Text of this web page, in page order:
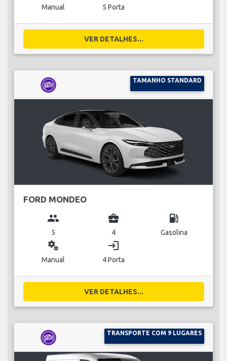
Manual 5 Porta
VER DETALHES...
TAMANHO STANDARD
FORD MONDEO
group
5
business_center
4
local_gas_station
Gasolina
miscellaneous_services
Manual
login
4 Porta
VER DETALHES...
TRANSPORTE COM 9 LUGARES